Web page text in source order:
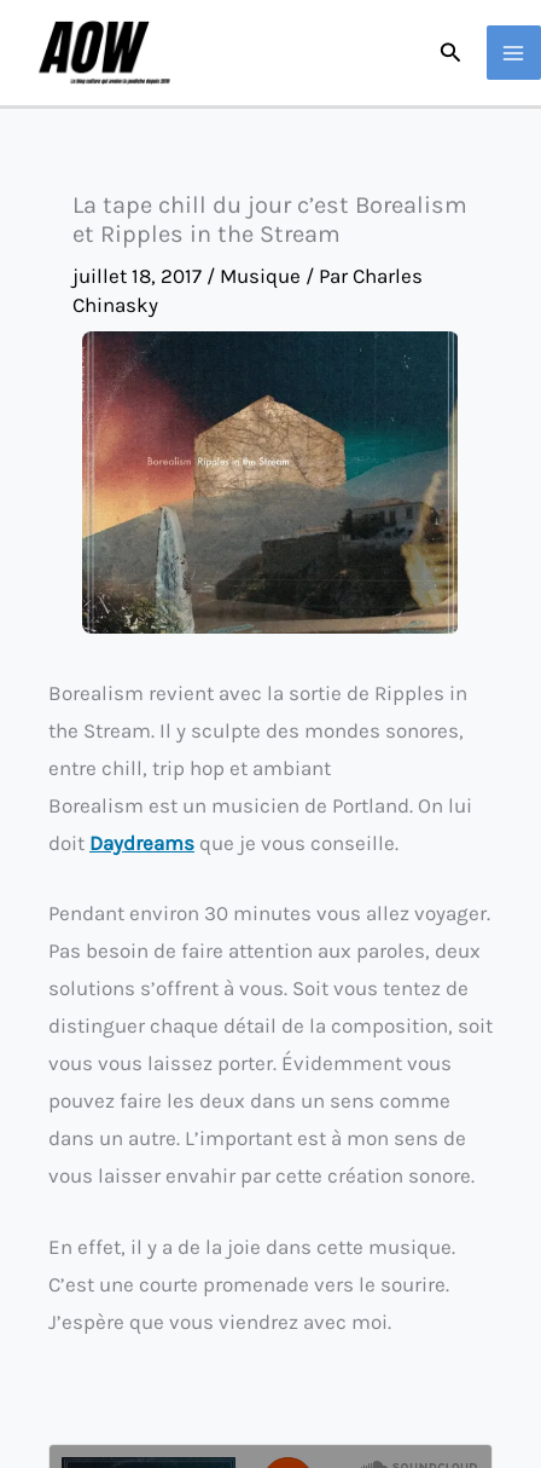
La tape chill du jour c’est Borealism
et Ripples in the Stream
juillet 18, 2017 / Musique / ParCharles
Chinasky
Borealism revient avec la sortie de Ripples in
the Stream. Il y sculpte des mondes sonores,
entre chill, trip hop et ambiant
Borealism est un musicien de Portland. On lui
doit Daydreams que je vous conseille.
Pendant environ 30 minutes vous allez voyager.
Pas besoin de faire attention aux paroles, deux
solutions s’offrent à vous. Soit vous tentez de
distinguer chaque détail de la composition, soit
vous vous laissez porter. Évidemment vous
pouvez faire les deux dans un sens comme
dans un autre. L’important est à mon sens de
vous laisser envahir par cette création sonore.
En effet, il y a de la joie dans cette musique.
C’est une courte promenade vers le sourire.
J’espère que vous viendrez avec moi.